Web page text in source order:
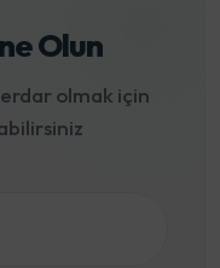
Olun
olmak için